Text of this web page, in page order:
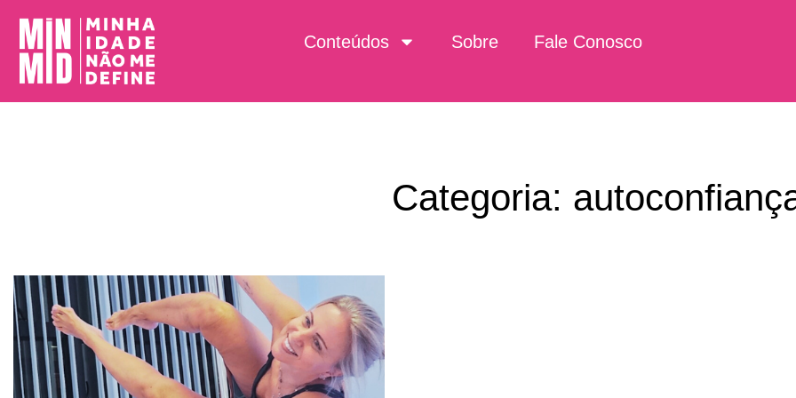
Conteúdos Sobre Fale Conosco
Categoria: